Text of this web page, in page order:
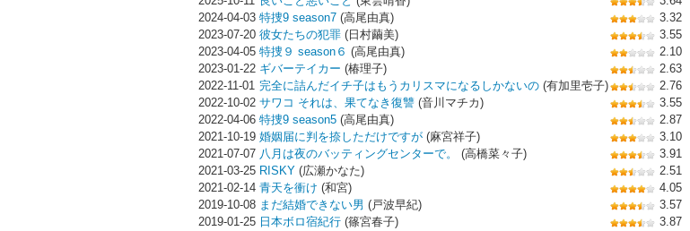
2024-04-03 特捜9 season7 (高尾由真)
3.32
2023-07-20 彼女たちの犯罪 (日村繭美)
3.55
2023-04-05 特捜９ season６ (高尾由真)
2.10
2023-01-22 ギバーテイカー (椿理子)
2.63
2022-11-01 完全に詰んだイチ子はもうカリスマになるしかないの (有加里壱子)
2.76
2022-10-02 サワコ それは、果てなき復讐 (音川マチカ)
3.55
2022-04-06 特捜9 season5 (高尾由真)
2.87
2021-10-19 婚姻届に判を捺しただけですが (麻宮祥子)
3.10
2021-07-07 八月は夜のバッティングセンターで。 (高橋菜々子)
3.91
2021-03-25 RISKY (広瀬かなた)
2.51
2021-02-14 青天を衝け (和宮)
4.05
2019-10-08 まだ結婚できない男 (戸波早紀)
3.57
2019-01-25 日本ボロ宿紀行 (篠宮春子)
3.87